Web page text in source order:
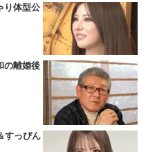
り体型公
の離婚後
すっぴん